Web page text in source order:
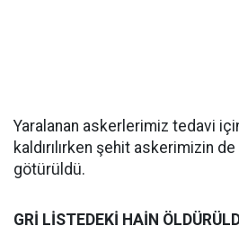
Yaralanan askerlerimiz tedavi
kaldırılırken şehit askerimizin
götürüldü.
GRİ LİSTEDEKİ HAİN